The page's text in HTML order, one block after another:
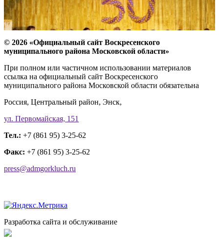
© 2026 «Официальный сайт Воскресенского
муниципального района Московской области»
При полном или частичном использовании материалов
ссылка на официальный сайт Воскресенского
муниципального района Московской области обязательна
Россия, Центральный район, Энск,
ул. Первомайская, 151
Тел.: +7 (861 95) 3-25-62
Факс: +7 (861 95) 3-25-62
press@admgorkluch.ru
Разработка сайта и обслуживание